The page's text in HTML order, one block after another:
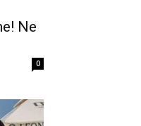
Ne
0